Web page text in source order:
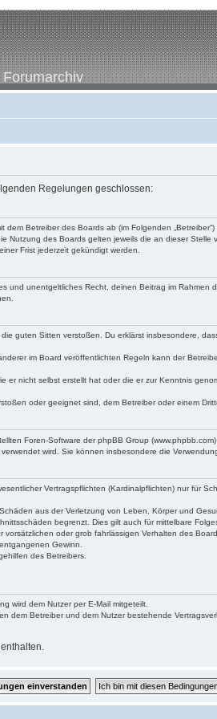
Forumarchiv
Regelungen geschlossen:
Betreiber des Boards ab (im Folgenden
des Boards gelten jeweils die an dieser Stelle
Frist jederzeit gekündigt werden.
und unentgeltliches Recht, deinen Beitrag im Rahmen
guten Sitten verstoßen. Du erklärst insbesondere,
im Board veröffentlichten Regeln kann der
nicht selbst erstellt hat oder die er zur Kenntnis
oder geeignet sind, dem Betreiber oder einem
Foren-Software der phpBB Group
wird. Sie können insbesondere die
Vertragspflichten (Kardinalpflichten) nur für
aus der Verletzung von Leben, Körper und
begrenzt. Dies gilt auch für mittelbare
oder grob fahrlässigen Verhalten des
Gewinn.
des Betreibers.
wird dem Nutzer per E-Mail mitgeteilt.
dem Betreiber und dem Nutzer bestehende